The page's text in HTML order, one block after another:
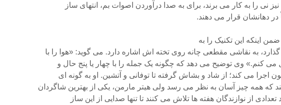
نیز نی را به کار می برند، برای به صدا درآوردن اصوات بم، انتهای ساز
در دهانشان قرار می دهند.
اینکه این تکنیک را به
به نقاشی مقطعی چانه روی تخته اش اشاره دارد. می گوید: «هوا را با
می کنم.» وی توضیح می دهد که چگونه یک جمله را با چهار یا پنج حال و
اجرا می کند؛ از شاد و بشاش گرفته تا توفانی و آتشین. او به گونه ای
که همه چیز آسان به نظر می رسد ولی هیتر مارمن، یکی از بهترین شاگردان
تعدادی از نوازندگان هفته ها تلاش می کنند تا تنها صدایی از این ساز